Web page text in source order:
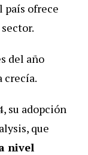
país ofrece
del año
crecía.
su adopción
que
nivel